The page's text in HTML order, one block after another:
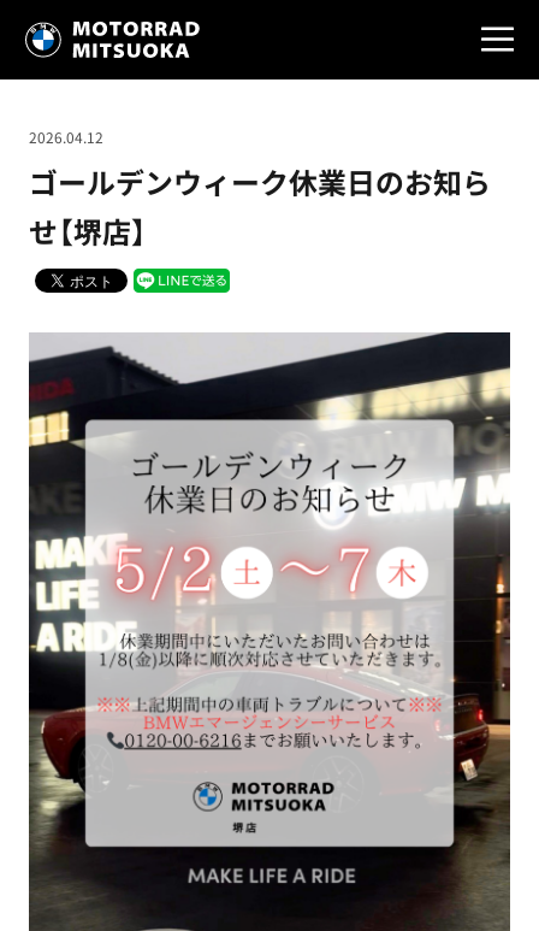
ゴールデンウィーク休業日のお知ら
せ【堺店】
2026.04.12